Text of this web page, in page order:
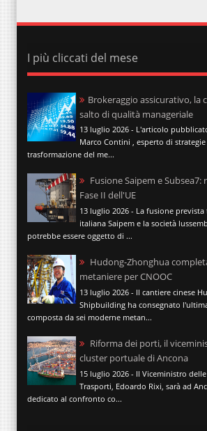
I più cliccati del mese
Brokeraggio assicurativo, la
salto di qualità manageriale
13 luglio 2026 - L'articolo
Marco Contini , esperto di
trasformazione del me...
Fusione Saipem e
Fase II dell'UE
13 luglio 2026 - La fusione
italiana Saipem e la società
potrebbe essere oggetto di ...
Hudong-Zhonghua
metaniere per CNOOC
13 luglio 2026 - Il cantiere cinese
Shipbuilding ha consegnato
composta da sei moderne metan...
Riforma dei porti, il
cluster portuale di Ancona
15 luglio 2026 - Il Viceministro
Trasporti, Edoardo Rixi, sarà ad
dedicato al confronto co...